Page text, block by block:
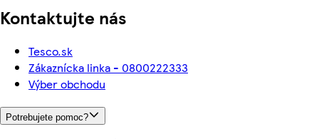
Kontaktujte nás
Tesco.sk
Zákaznícka linka - 0800222333
Výber obchodu
Potrebujete pomoc?